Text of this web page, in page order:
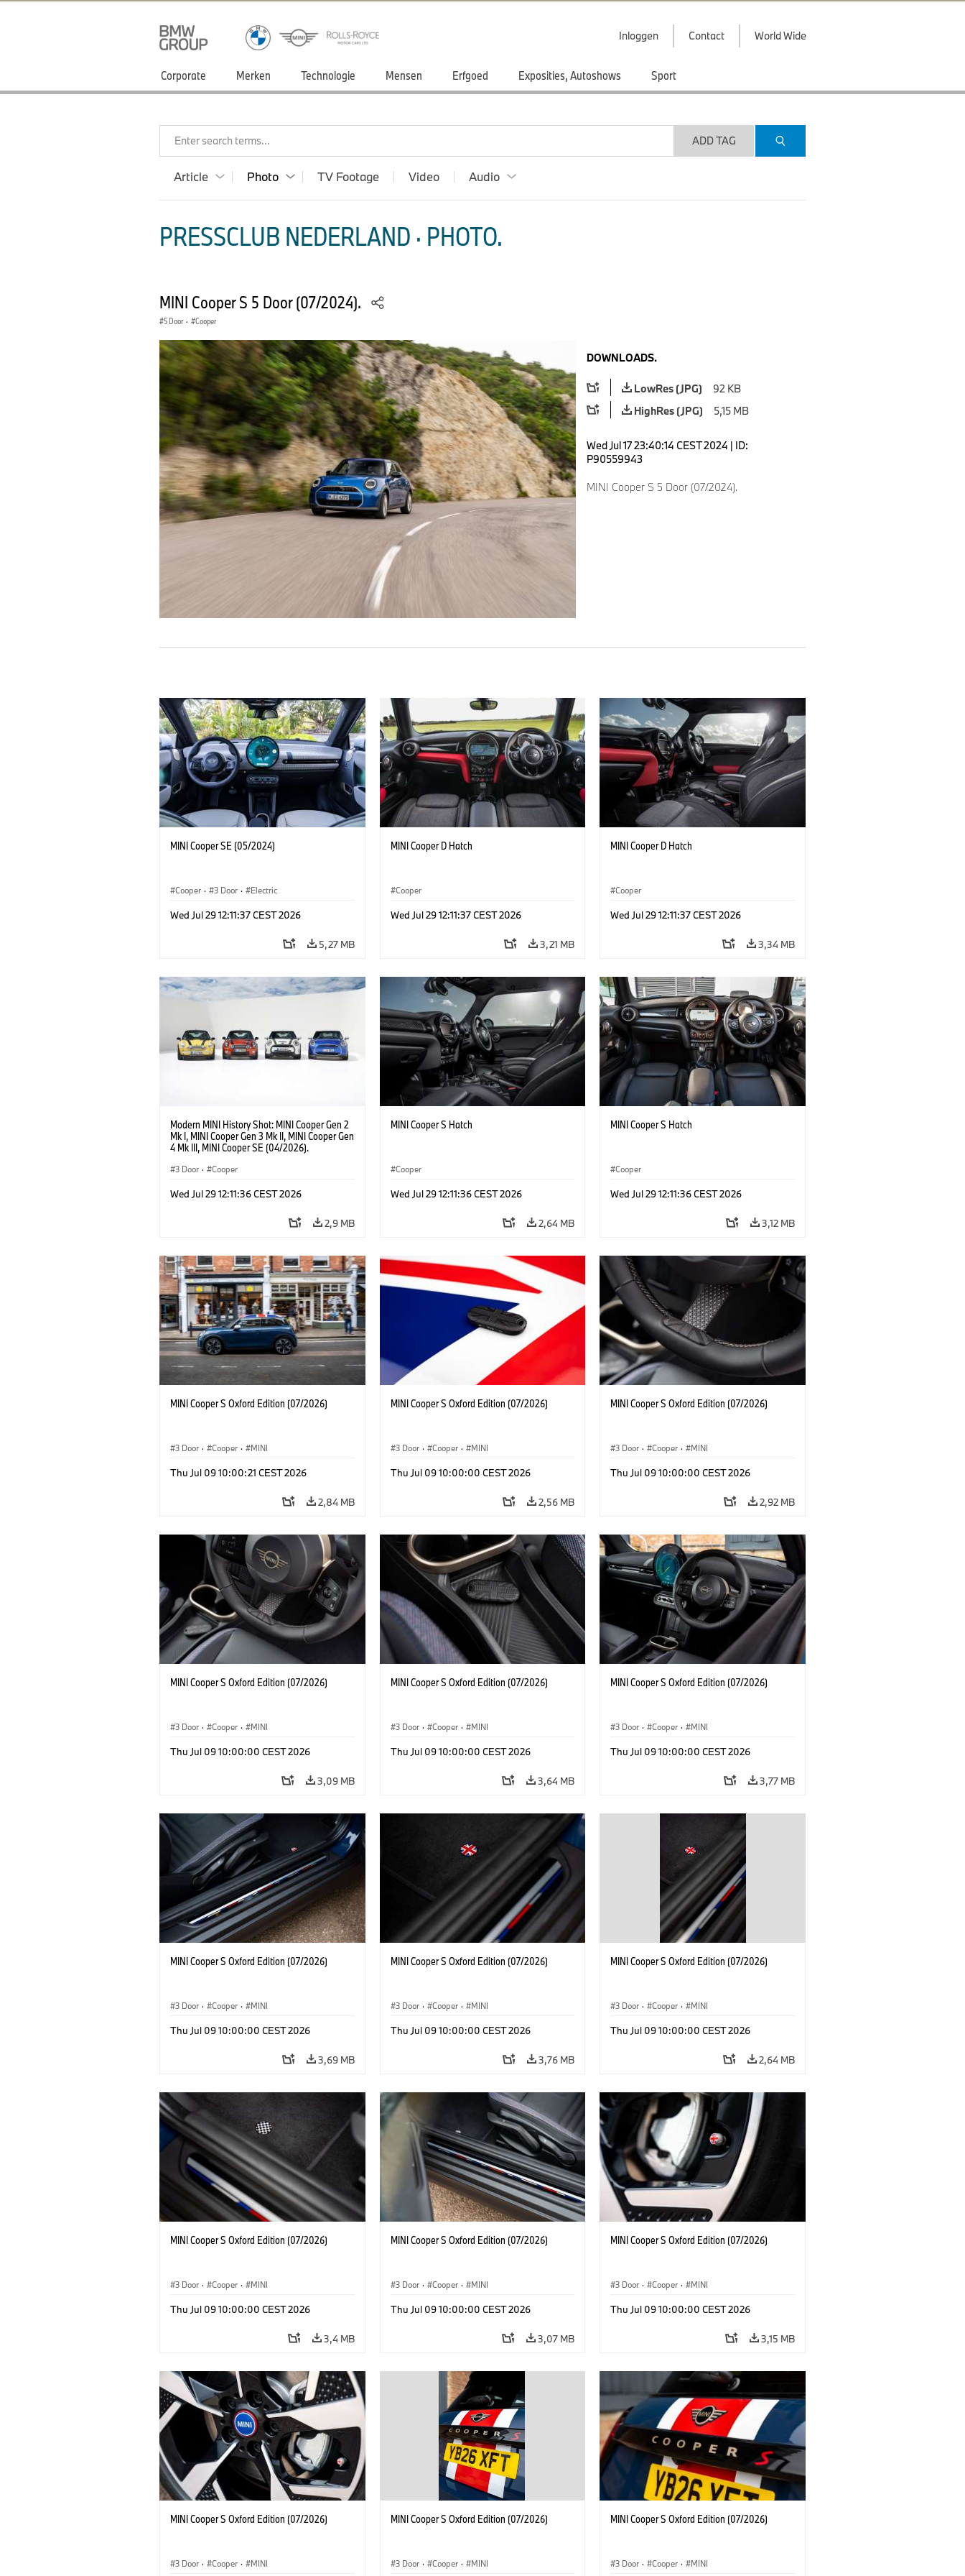
Inloggen Contact World Wide
Corporate Merken Technologie Mensen Erfgoed Exposities, Autoshows Sport
Enter search terms... ADD TAG
Article Photo TV Footage Video Audio
PRESSCLUB NEDERLAND · PHOTO.
MINI Cooper S 5 Door (07/2024).
5 Door · Cooper
DOWNLOADS.
LowRes (JPG)
92 KB
HighRes (JPG)
5,15 MB
Wed Jul 17 23:40:14 CEST 2024 | ID:
P90559943
MINI Cooper S 5 Door (07/2024).
MINI Cooper SE (05/2024)
Cooper · 3 Door · Electric
Wed Jul 29 12:11:37 CEST 2026
5,27 MB
MINI Cooper D Hatch
Cooper
Wed Jul 29 12:11:37 CEST 2026
3,21 MB
MINI Cooper D Hatch
Cooper
Wed Jul 29 12:11:37 CEST 2026
3,34 MB
Modern MINI History Shot: MINI Cooper Gen 2
Mk I, MINI Cooper Gen 3 Mk II, MINI Cooper Gen
4 Mk III, MINI Cooper SE (04/2026).
3 Door · Cooper
Wed Jul 29 12:11:36 CEST 2026
2,9 MB
MINI Cooper S Hatch
Cooper
Wed Jul 29 12:11:36 CEST 2026
2,64 MB
MINI Cooper S Hatch
Cooper
Wed Jul 29 12:11:36 CEST 2026
3,12 MB
MINI Cooper S Oxford Edition (07/2026)
3 Door · Cooper · MINI
Thu Jul 09 10:00:21 CEST 2026
2,84 MB
MINI Cooper S Oxford Edition (07/2026)
3 Door · Cooper · MINI
Thu Jul 09 10:00:00 CEST 2026
2,56 MB
MINI Cooper S Oxford Edition (07/2026)
3 Door · Cooper · MINI
Thu Jul 09 10:00:00 CEST 2026
2,92 MB
MINI Cooper S Oxford Edition (07/2026)
3 Door · Cooper · MINI
Thu Jul 09 10:00:00 CEST 2026
3,09 MB
MINI Cooper S Oxford Edition (07/2026)
3 Door · Cooper · MINI
Thu Jul 09 10:00:00 CEST 2026
3,64 MB
MINI Cooper S Oxford Edition (07/2026)
3 Door · Cooper · MINI
Thu Jul 09 10:00:00 CEST 2026
3,77 MB
MINI Cooper S Oxford Edition (07/2026)
3 Door · Cooper · MINI
Thu Jul 09 10:00:00 CEST 2026
3,69 MB
MINI Cooper S Oxford Edition (07/2026)
3 Door · Cooper · MINI
Thu Jul 09 10:00:00 CEST 2026
3,76 MB
MINI Cooper S Oxford Edition (07/2026)
3 Door · Cooper · MINI
Thu Jul 09 10:00:00 CEST 2026
2,64 MB
MINI Cooper S Oxford Edition (07/2026)
3 Door · Cooper · MINI
Thu Jul 09 10:00:00 CEST 2026
3,4 MB
MINI Cooper S Oxford Edition (07/2026)
3 Door · Cooper · MINI
Thu Jul 09 10:00:00 CEST 2026
3,07 MB
MINI Cooper S Oxford Edition (07/2026)
3 Door · Cooper · MINI
Thu Jul 09 10:00:00 CEST 2026
3,15 MB
MINI Cooper S Oxford Edition (07/2026)
3 Door · Cooper · MINI
MINI Cooper S Oxford Edition (07/2026)
3 Door · Cooper · MINI
MINI Cooper S Oxford Edition (07/2026)
3 Door · Cooper · MINI